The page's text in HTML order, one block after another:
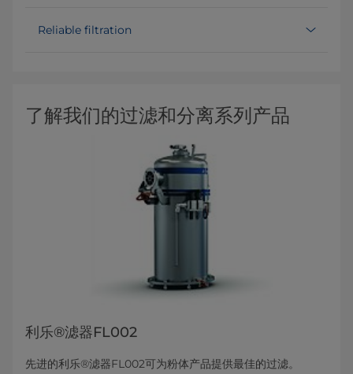
Reliable filtration
了解我们的过滤和分离系列产品
利乐®滤器FL002
先进的利乐®滤器FL002可为粉体产品提供最佳的过滤。